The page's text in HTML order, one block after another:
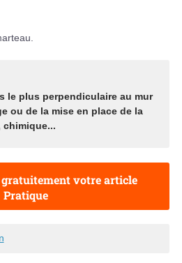
le plus perpendiculaire au mur
ou de la mise en place de la
chimique...
gratuitement votre article
Pratique